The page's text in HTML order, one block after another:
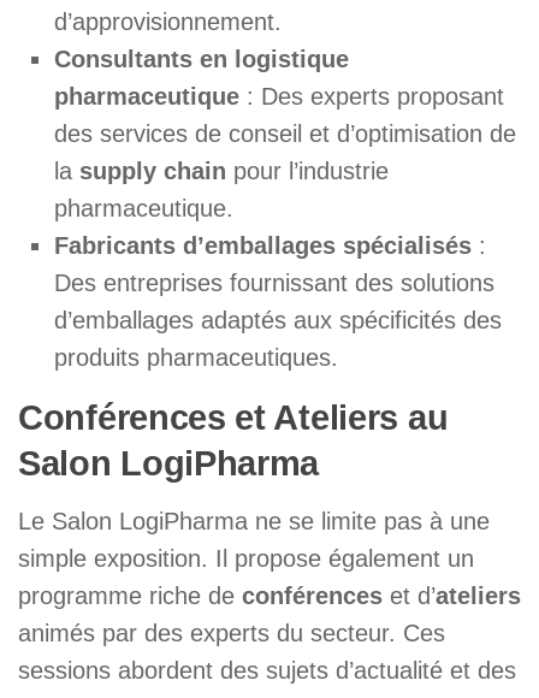
d’approvisionnement.
Consultants en logistique
pharmaceutique : Des experts proposant
des services de conseil et d’optimisation de
la supply chain pour l’industrie
pharmaceutique.
Fabricants d’emballages spécialisés :
Des entreprises fournissant des solutions
d’emballages adaptés aux spécificités des
produits pharmaceutiques.
Conférences et Ateliers au
Salon LogiPharma
Le Salon LogiPharma ne se limite pas à une
simple exposition. Il propose également un
programme riche de conférences et d’ateliers
animés par des experts du secteur. Ces
sessions abordent des sujets d’actualité et des